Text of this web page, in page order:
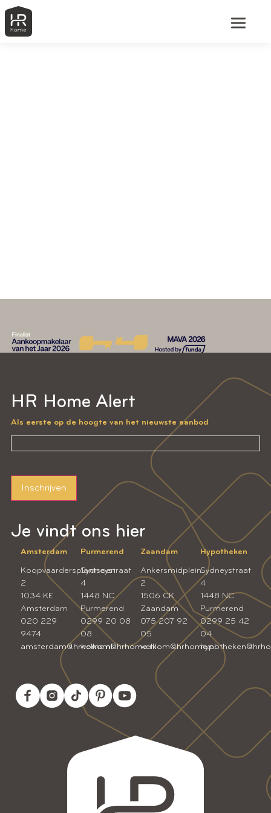
Je vindt ons hier
Amsterdam
Koopvaardersplantsoen
2
1034 KE
Amsterdam
020 229
9474
amsterdam@hrhome.nl
Purmerend
Sydneystraat
4
1448 NC
Purmerend
0299 20 08
08
welkom@hrhome.nl
Zaandam
Ankersmidplein
2
1506 CK
Zaandam
075 207 92
05
welkom@hrhome.nl
Hypotheken
Sydneystraat
4
1448 NC
Purmerend
0299 25 42
04
HR Home Alert
Als eerste op de hoogte van het nieuwste aanbod
Inschrijven